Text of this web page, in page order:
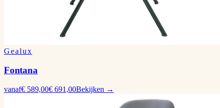
Gealux
Fontana
vanaf€ 589,00€ 691,00Bekijken →